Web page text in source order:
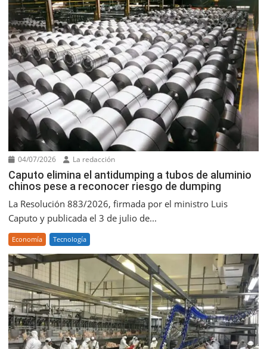
04/07/2026 La redacción
Caputo elimina el antidumping a tubos de aluminio
chinos pese a reconocer riesgo de dumping
La Resolución 883/2026, firmada por el ministro Luis
Caputo y publicada el 3 de julio de...
Economía Tecnología